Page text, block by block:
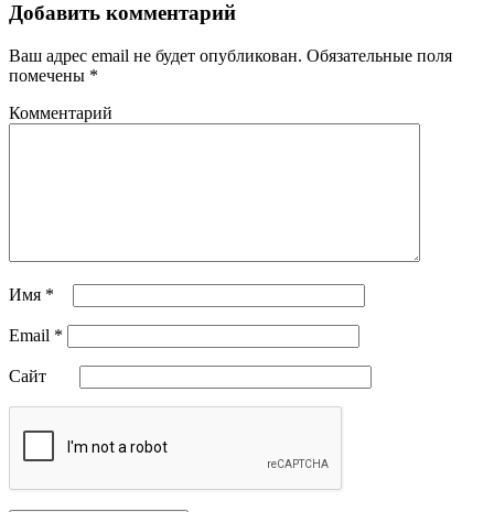
Добавить комментарий
Ваш адрес email не будет опубликован. Обязательные поля
помечены *
Комментарий
Имя *
Email *
Сайт